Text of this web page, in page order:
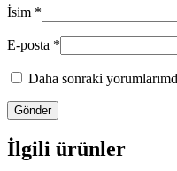
İsim *
E-posta *
Daha sonraki
İlgili ürünler